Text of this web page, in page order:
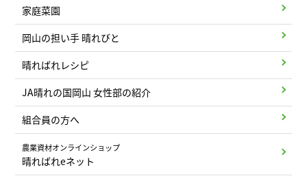
家庭菜園
岡山の担い手 晴れびと
晴ればれレシピ
JA晴れの国岡山 女性部の紹介
組合員の方へ
農業資材オンラインショップ
晴ればれeネット